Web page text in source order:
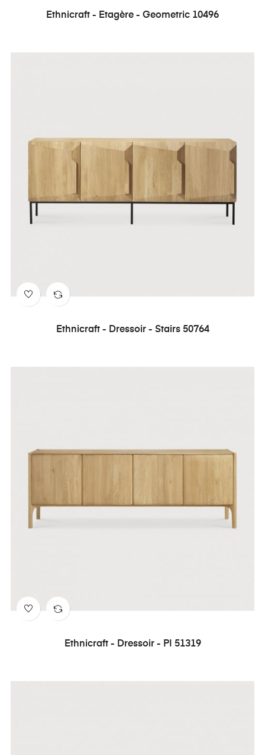
Ethnicraft - Etagère - Geometric 10496
Ethnicraft - Dressoir - Stairs 50764
Ethnicraft - Dressoir - PI 51319